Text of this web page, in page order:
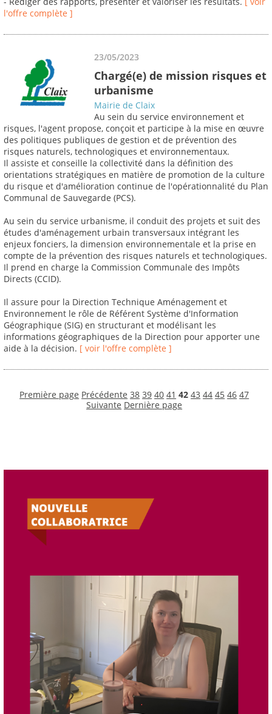
l'offre complète ]
23/05/2023
Chargé(e) de mission risques et
urbanisme
Mairie de Claix
Au sein du service environnement et
risques, l'agent propose, conçoit et participe à la mise en œuvre
des politiques publiques de gestion et de prévention des
risques naturels, technologiques et environnementaux.
Il assiste et conseille la collectivité dans la définition des
orientations stratégiques en matière de promotion de la culture
du risque et d'amélioration continue de l'opérationnalité du Plan
Communal de Sauvegarde (PCS).
Au sein du service urbanisme, il conduit des projets et suit des
études d'aménagement urbain transversaux intégrant les
enjeux fonciers, la dimension environnementale et la prise en
compte de la prévention des risques naturels et technologiques.
Il prend en charge la Commission Communale des Impôts
Directs (CCID).
Il assure pour la Direction Technique Aménagement et
Environnement le rôle de Référent Système d'Information
Géographique (SIG) en structurant et modélisant les
informations géographiques de la Direction pour apporter une
aide à la décision. [ voir l'offre complète ]
Première page Précédente 38 39 40 41 42 43 44 45 46 47
Suivante Dernière page